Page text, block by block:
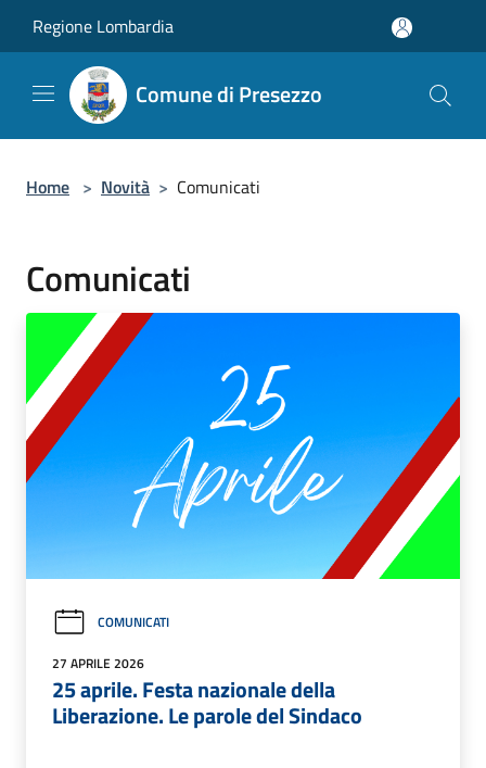
Regione Lombardia
Comune di Presezzo
Home > Novità > Comunicati
Comunicati
COMUNICATI
27 APRILE 2026
25 aprile. Festa nazionale della
Liberazione. Le parole del Sindaco